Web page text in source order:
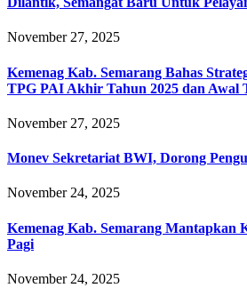
November 27, 2025
Kemenag Kab. Semarang Bahas
TPG PAI Akhir Tahun 2025 dan Awal
November 27, 2025
Monev Sekretariat BWI, Dorong
November 24, 2025
Kemenag Kab. Semarang Mantapkan
Pagi
November 24, 2025